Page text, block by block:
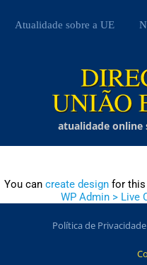
Atualidade sobre a UE
atualidade online
You can create designfor this
WP Admin > Live
Política de Privacidade